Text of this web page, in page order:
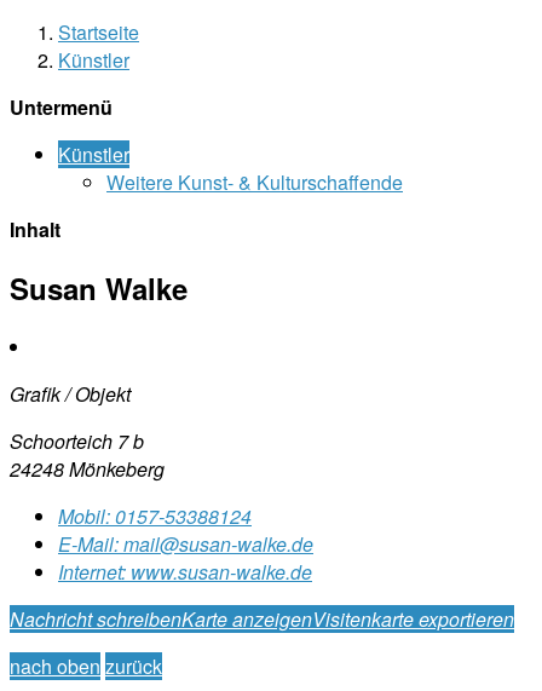
Startseite
Künstler
Untermenü
Künstler
Weitere Kunst- & Kulturschaffende
Inhalt
Susan Walke
Grafik / Objekt
Schoorteich 7 b
24248 Mönkeberg
Mobil:0157-53388124
E-Mail:mail@susan-walke.de
Internet: www.susan-walke.de
Nachricht schreibenKarte anzeigenVisitenkarte exportieren
nach oben zurück